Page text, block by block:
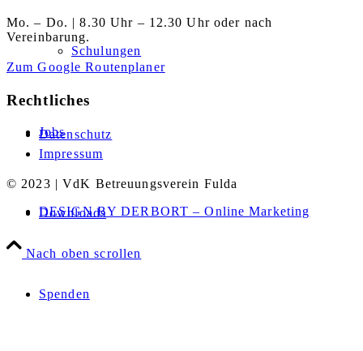
Schulungen
Jobs
Downloads
Spenden
Mo. – Do. | 8.30 Uhr – 12.30 Uhr oder nach
Vereinbarung.
Zum Google Routenplaner
Rechtliches
Datenschutz
Impressum
© 2023 | VdK Betreuungsverein Fulda
DESIGN BY DERBORT – Online Marketing
Nach oben scrollen